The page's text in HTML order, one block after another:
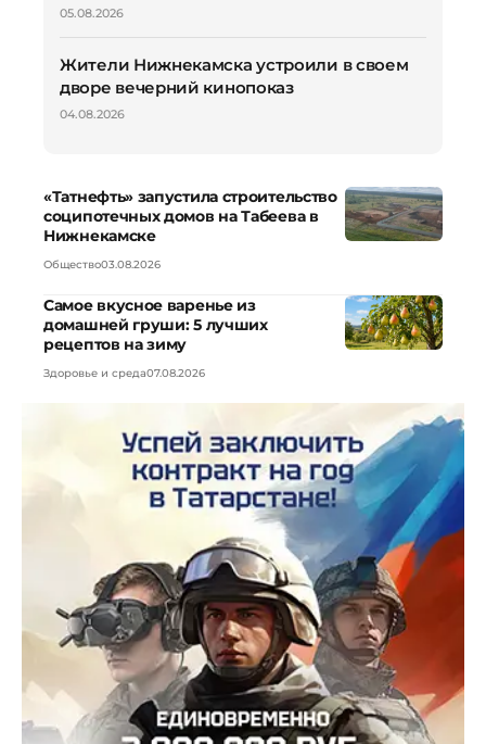
05.08.2026
Жители Нижнекамска устроили в своем
дворе вечерний кинопоказ
04.08.2026
«Татнефть» запустила строительство
соципотечных домов на Табеева в
Нижнекамске
Общество03.08.2026
Самое вкусное варенье из
домашней груши: 5 лучших
рецептов на зиму
Здоровье и среда07.08.2026